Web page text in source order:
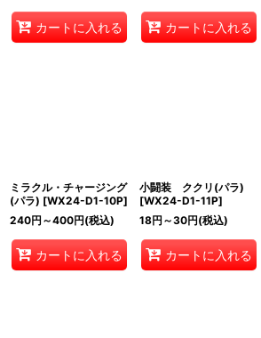
カートに入れる カートに入れる
ミラクル・チャージング
(パラ) [WX24-D1-10P]
240円 ～400円(税込)
カートに入れる
小闘装 ククリ(パラ)
[WX24-D1-11P]
18円 ～30円(税込)
カートに入れる